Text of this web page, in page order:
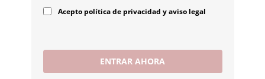
Acepto política de privacidad y aviso legal
ENTRAR AHORA